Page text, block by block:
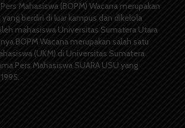
Mahasiswa (BOPM) Wacana merupakan
berdiri di luar kampus dan dikelola
mahasiswa Universitas Sumatera Utara
BOPM Wacana merupakan salah satu
(UKM) di Universitas Sumatera
Pers Mahasiswa SUARA USU yang